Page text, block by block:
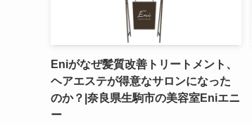
Eniがなぜ髪質改善トリートメント、
ヘアエステが得意なサロンになった
のか？|奈良県生駒市の美容室Eniエニ
ー